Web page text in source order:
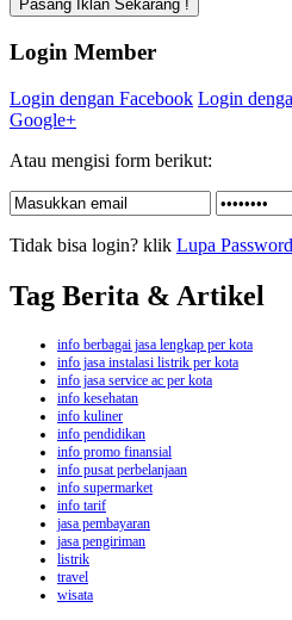
Login Member
Login dengan Facebook Login
Google+
Atau mengisi form berikut:
Tidak bisa login? klik Lupa Password
Tag Berita & Artikel
info berbagai jasa lengkap per kota
info jasa instalasi listrik per kota
info jasa service ac per kota
info kesehatan
info kuliner
info pendidikan
info promo finansial
info pusat perbelanjaan
info supermarket
info tarif
jasa pembayaran
jasa pengiriman
listrik
travel
wisata